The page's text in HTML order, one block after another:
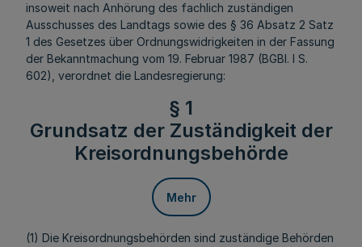
insoweit nach Anhörung des fachlich zuständigen
Ausschusses des Landtags sowie des § 36 Absatz 2 Satz
1 des Gesetzes über Ordnungswidrigkeiten in der Fassung
der Bekanntmachung vom 19. Februar 1987 (BGBI. I S.
602), verordnet die Landesregierung:
§ 1
Grundsatz der Zuständigkeit der
Kreisordnungsbehörde
Mehr
(1) Die Kreisordnungsbehörden sind zuständige Behörden